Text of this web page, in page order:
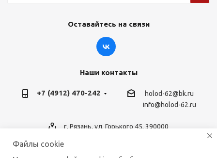
Оставайтесь на связи
Наши контакты
+7 (4912) 470-242
holod-62@bk.ru
info@holod-62.ru
г. Рязань, ул. Горького 45, 390000
Файлы cookie